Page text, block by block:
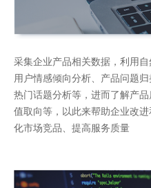
采集企业产品相关数据，利用
用户情感倾向分析、产品问题
热门话题分析等，进而了解产
值取向等，以此来帮助企业改
化市场竞品、提高服务质量